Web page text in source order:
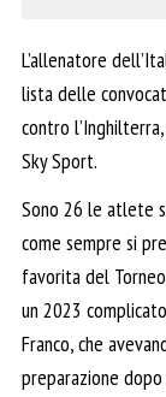
L’allenatore
lista delle
contro
Sky Sport.
Sono 26 le atlete
come sempre si
favorita del
un 2023
Franco, che
preparazione